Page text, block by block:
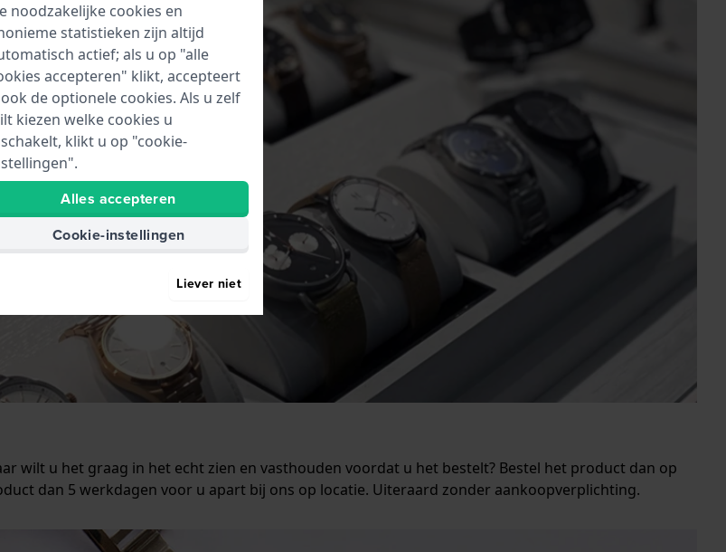
wilt u het graag in het echt zien en vasthouden voordat u het bestelt? Bestel het product dan op
dan 5 werkdagen voor u apart bij ons op locatie. Uiteraard zonder aankoopverplichting.
noodzakelijke cookies en
statistieken zijn altijd
actief; als u op "alle
accepteren" klikt, accepteert
de optionele cookies. Als u zelf
kiezen welke cookies u
klikt u op "cookie-
Alles accepteren
Cookie-instellingen
Liever niet